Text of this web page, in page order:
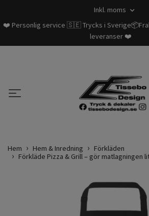
Inkl. moms
❤️ Personlig service 🇸🇪 Trycks i
leveranser ❤️
Hem Hem & Inredning
Förkläden
Förkläde Pizza & Grill – gör matlagningen